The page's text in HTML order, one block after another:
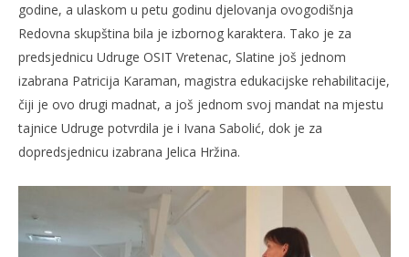
TRENUTNO OTVORENO
Redovna izborna skupština Udruge OSIT
Vretenac, Slatina
03.09.2021.
slatina.net
godine, a ulaskom u petu godinu djelovanja ovogodišnja
Redovna skupština bila je izbornog karaktera. Tako je za
predsjednicu Udruge OSIT Vretenac, Slatine još jednom
izabrana Patricija Karaman, magistra edukacijske rehabilitacije,
čiji je ovo drugi madnat, a još jednom svoj mandat na mjestu
tajnice Udruge potvrdila je i Ivana Sabolić, dok je za
dopredsjednicu izabrana Jelica Hržina.